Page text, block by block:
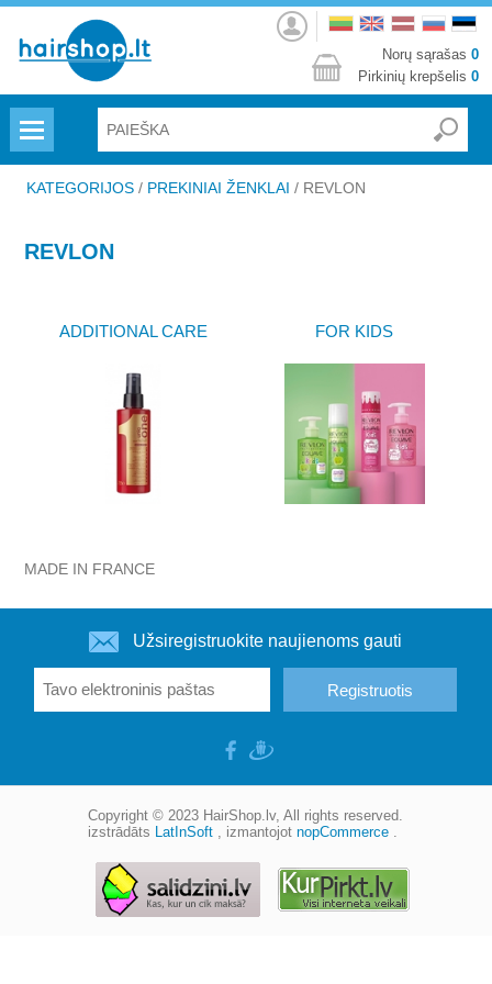
Prisijungti
Norų sąrašas 0
Pirkinių krepšelis 0
KATEGORIJOS / PREKINIAI ŽENKLAI / REVLON
REVLON
ADDITIONAL CARE FOR KIDS
MADE IN FRANCE
Užsiregistruokite naujienoms gauti
Copyright © 2023 HairShop.lv, All rights reserved.
izstrādāts LatInSoft , izmantojotnopCommerce .